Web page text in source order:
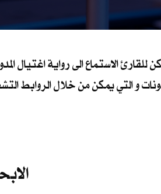
الاستماع الى رواية اغتيال
التي يمكن من خلال الروابط